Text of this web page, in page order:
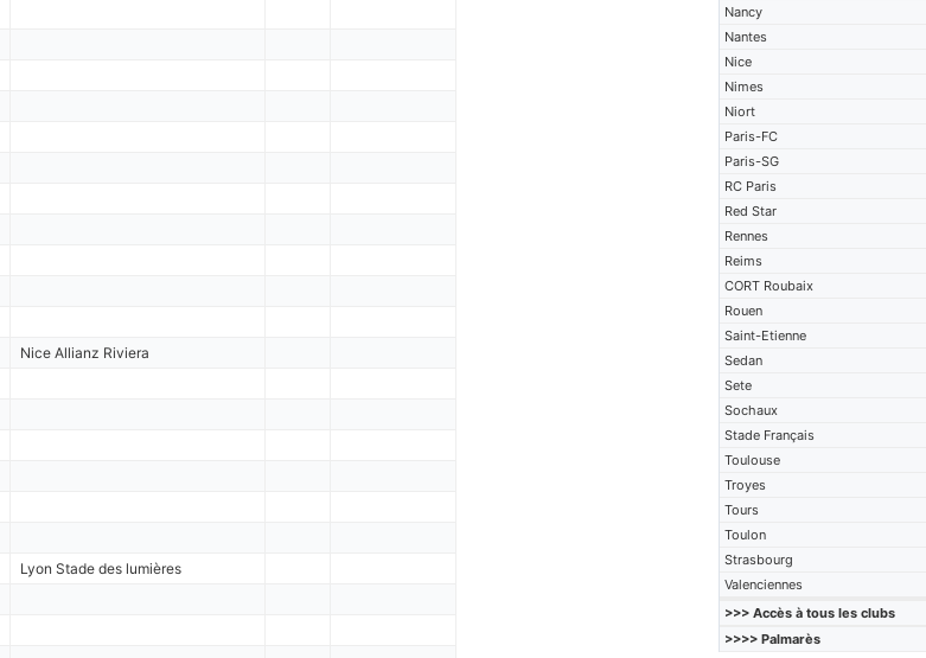
Nancy
Nantes
Nice
Nimes
Niort
Paris-FC
Paris-SG
RC Paris
Red Star
Rennes
Reims
CORT Roubaix
Rouen
Saint-Etienne
Sedan
Sete
Sochaux
Stade Français
Toulouse
Troyes
Tours
Toulon
Strasbourg
Valenciennes
>>> Accès à tous les clubs
>>>> Palmarès
Nice Allianz Riviera
Lyon Stade des lumières